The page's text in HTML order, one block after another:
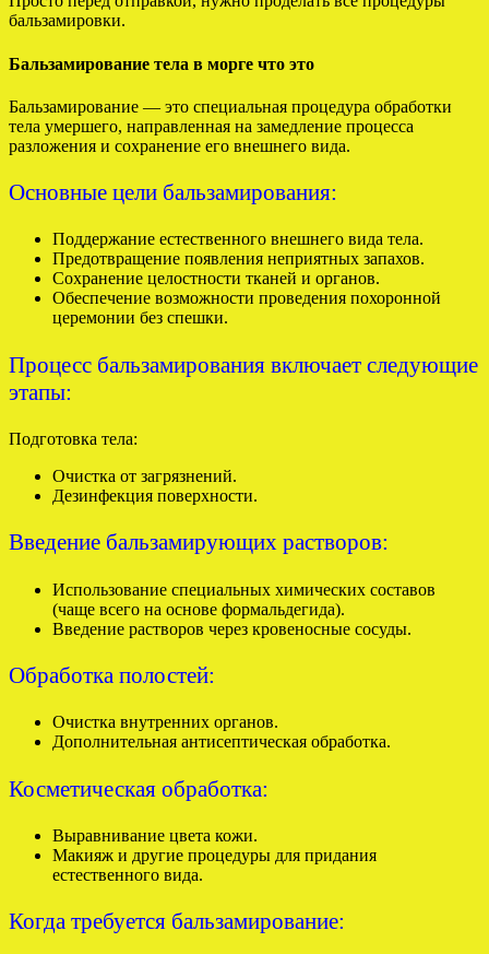
бальзамировки.
Бальзамирование тела в морге что это
Бальзамирование — это специальная процедура обработки
тела умершего, направленная на замедление процесса
разложения и сохранение его внешнего вида.
Основные цели бальзамирования:
Поддержание естественного внешнего вида тела.
Предотвращение появления неприятных запахов.
Сохранение целостности тканей и органов.
Обеспечение возможности проведения похоронной
церемонии без спешки.
Процесс бальзамирования включает следующие
этапы:
Подготовка тела:
Очистка от загрязнений.
Дезинфекция поверхности.
Введение бальзамирующих растворов:
Использование специальных химических составов
(чаще всего на основе формальдегида).
Введение растворов через кровеносные сосуды.
Обработка полостей:
Очистка внутренних органов.
Дополнительная антисептическая обработка.
Косметическая обработка:
Выравнивание цвета кожи.
Макияж и другие процедуры для придания
естественного вида.
Когда требуется бальзамирование: